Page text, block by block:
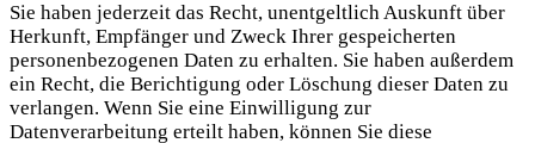
Sie haben jederzeit das Recht, unentgeltlich Auskunft über
Herkunft, Empfänger und Zweck Ihrer gespeicherten
personenbezogenen Daten zu erhalten. Sie haben außerdem
ein Recht, die Berichtigung oder Löschung dieser Daten zu
verlangen. Wenn Sie eine Einwilligung zur
Datenverarbeitung erteilt haben, können Sie diese